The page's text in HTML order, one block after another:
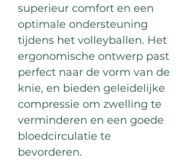
superieur comfort en een
optimale ondersteuning
tijdens het volleyballen. Het
ergonomische ontwerp past
perfect naar de vorm van de
knie, en bieden geleidelijke
compressie om zwelling te
verminderen en een goede
bloedcirculatie te
bevorderen.